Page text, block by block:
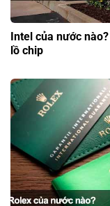
Intel của nước
lồ chip